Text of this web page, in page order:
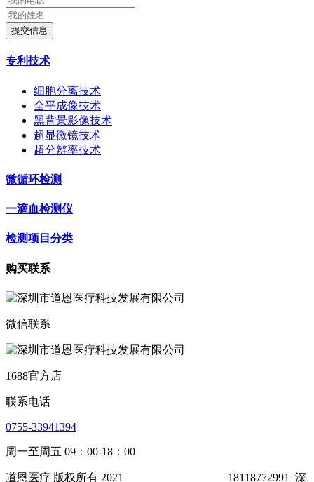
提交信息
专利技术
细胞分离技术
全平成像技术
黑背景影像技术
超显微镜技术
超分辨率技术
微循环检测
一滴血检测仪
检测项目分类
购买联系
微信联系
1688官方店
联系电话
0755-33941394
周一至周五 09：00-18：00
道恩医疗 版权所有 2021 18118772991 深